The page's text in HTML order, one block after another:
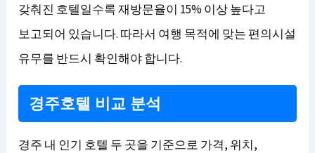
갖춰진 호텔일수록 재방문율이 15% 이상 높다고
보고되어 있습니다. 따라서 여행 목적에 맞는 편의시설
유무를 반드시 확인해야 합니다.
경주호텔 비교 분석
경주 내 인기 호텔 두 곳을 기준으로 가격, 위치,